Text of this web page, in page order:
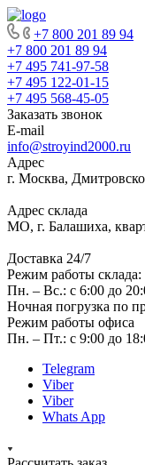
+7 800 201 89 94
+7 800 201 89 94
+7 495 741-97-58
+7 495 122-01-15
+7 495 568-45-05
Заказать звонок
E-mail
info@stroyind2000.ru
Адрес
г. Москва,
Адрес склада
МО, г. Балашиха,
Доставка 24/7
Режим работы склада:
Пн. – Вс.: с 6:00 до
Ночная погрузка по
Режим работы офиса
Пн. – Пт.: с 9:00 до
Telegram
Viber
Viber
Whats App